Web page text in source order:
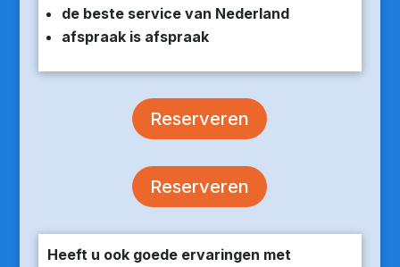
de beste service van Nederland
afspraak is afspraak
Reserveren
Reserveren
Heeft u ook goede ervaringen met